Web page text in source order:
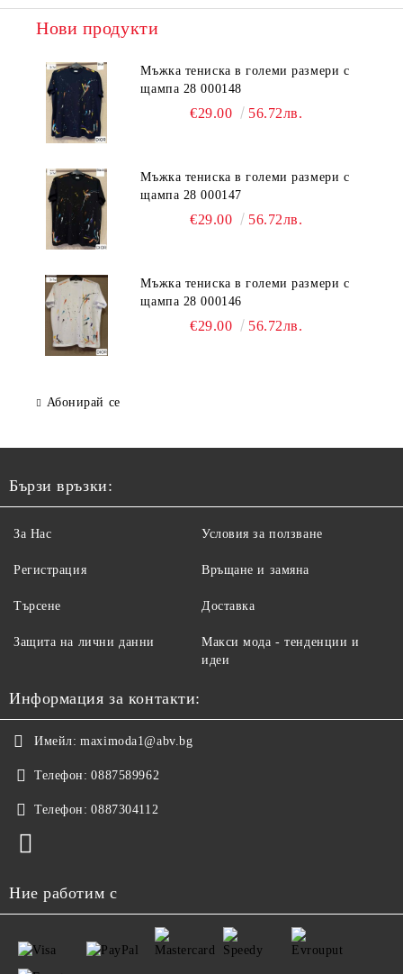
Нови продукти
Мъжка тениска в големи размери с
щампа 28 000148
€29.00 56.72лв.
Мъжка тениска в големи размери с
щампа 28 000147
€29.00 56.72лв.
Мъжка тениска в големи размери с
щампа 28 000146
€29.00 56.72лв.
Абонирай се
Бързи връзки:
За Нас
Регистрация
Търсене
Защита на лични данни
Условия за ползване
Връщане и замяна
Доставка
Макси мода - тенденции и
идеи
Информация за контакти:
Имейл: maximoda1@abv.bg
Телефон: 0887589962
Телефон: 0887304112
Ние работим с